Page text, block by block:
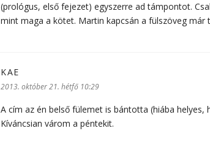
(prológus, első fejezet) egyszerre ad támpontot.
mint maga a kötet. Martin kapcsán a fülszöveg már
KAE
2013. október 21. hétfő 10:29
A cím az én belső fülemet is bántotta (hiába
Kíváncsian várom a péntekit.